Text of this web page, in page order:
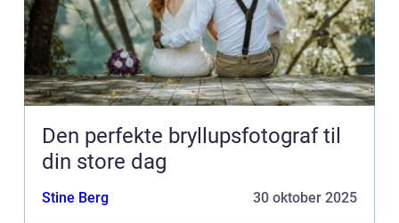
Den perfekte bryllupsfotograf til
din store dag
Stine Berg 30 oktober 2025